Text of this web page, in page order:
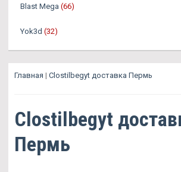
Blast Mega (66)
Yok3d (32)
Главная | Clostilbegyt доставка Пермь
Clostilbegyt
Пермь